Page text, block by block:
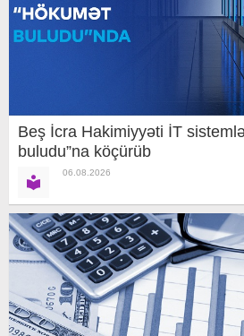
Beş İcra Hakimiyyəti İT
buludu”na köçürüb
06.08.2026